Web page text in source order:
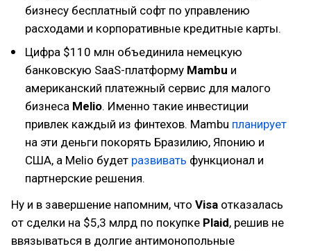
бизнесу бесплатный софт по управлению
расходами и корпоративные кредитные карты.
Цифра $110 млн объединила немецкую
банковскую SaaS-платформу Mambu и
американский платежный сервис для малого
бизнеса Melio. Именно такие инвестиции
привлек каждый из финтехов. Mambu планирует
на эти деньги покорять Бразилию, Японию и
США, а Melio будет развивать функционал и
партнерские решения.
Ну и в завершение напомним, что Visa отказалась
от сделки на $5,3 млрд по покупке Plaid, решив не
ввязываться в долгие антимонопольные